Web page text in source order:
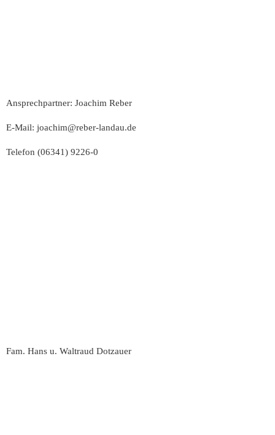
Ansprechpartner: Joachim Reber
E-Mail: joachim@reber-landau.de
Telefon (06341) 9226-0
Fam. Hans u. Waltraud Dotzauer